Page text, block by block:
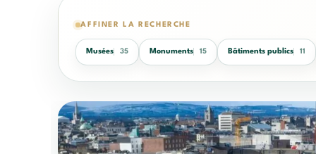
AFFINER LA RECHERCHE
Musées 35 Monuments 15 Bâtiments publics 11